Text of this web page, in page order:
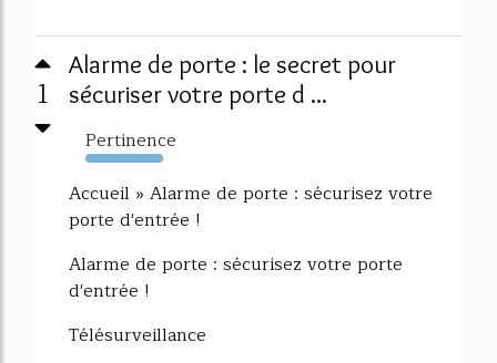
1
Alarme de porte : le secret pour
sécuriser votre porte d ...
Pertinence
4983%
Accueil » Alarme de porte : sécurisez votre
porte d'entrée !
Alarme de porte : sécurisez votre porte
d'entrée !
Télésurveillance